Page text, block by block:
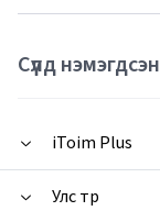
Сүүлд нэмэгдсэн
iToim Plus
Улс төр